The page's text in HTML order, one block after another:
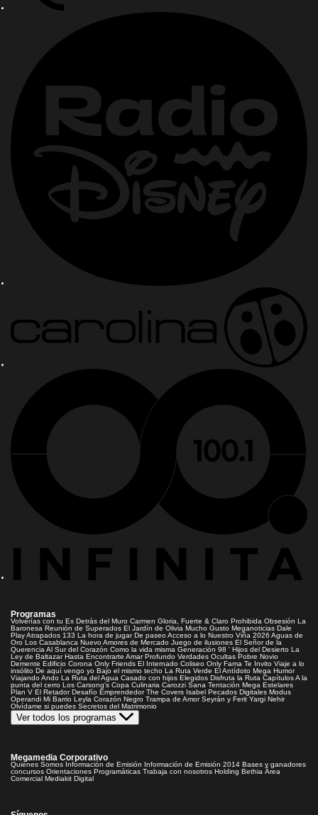
Programas
Volverías con tu Ex Detrás del Muro Carmen Gloria, Fuerte & Claro Prohibida Obsesión La
Baronesa Reunión de Superados El Jardín de Olivia Mucho Gusto Meganoticias Dale
PlayAtrapados 133 La hora de jugar De paseoAcceso a lo Nuestro Viña 2026 Aguas de
Oro Los Casablanca Nuevo Amores de Mercado Juego de ilusiones El Señor de la
Querencia Al Sur del Corazón Como la vida misma Generación 98 ' Hijos del Desierto La
Ley de Baltazar Hasta Encontrarte Amar Profundo Verdades Ocultas Pobre Novio
Demente Edificio Corona Only Friends El Internado Coliseo Only Fama Te Invito Viaje a lo
insólito De aquí vengo yo Bajo el mismo techo La Ruta Verde El Antídoto Mega Humor
Viajando Ando La Ruta del Agua Casado con hijos Elegidos Disfruta la Ruta CapítulosA la
punta del cerro Los Carsong's Copa Culinaria Carozzi Sana Tentación Mega Estelares
Plan V El Retador Desafío Emprendedor The Covers Isabel Pecados Digitales Modus
Operandi Mi Barrio Leyla Corazón Negro Trampa de Amor Seyrán y Ferit Yargi Nehir
Olvídame si puedes Secretos del Matrimonio
Ver todos los programas
Megamedia Corporativo
Quienes Somos Información de Emisión Información de Emisión 2014 Bases y ganadores
concursos Orientaciones Programáticas Trabaja con nosotros Holding Bethia Área
Comercial Mediakit Digital